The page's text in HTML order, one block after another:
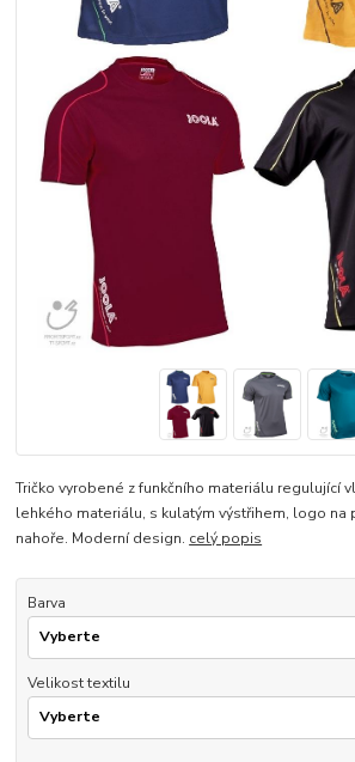
Tričko vyrobené z funkčního materiálu regulující
lehkého materiálu, s kulatým výstřihem, logo na
nahoře. Moderní design. celý popis
Barva
Velikost textilu